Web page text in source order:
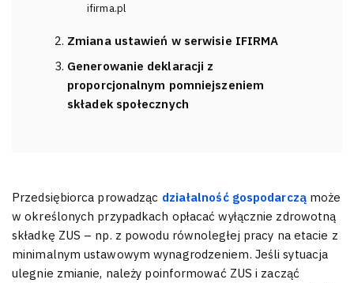
ifirma.pl
Zmiana ustawień w serwisie IFIRMA
Generowanie deklaracji z
proporcjonalnym pomniejszeniem
składek społecznych
Przedsiębiorca prowadząc działalność gospodarcząmoże
w określonych przypadkach opłacać wyłącznie zdrowotną
składkę ZUS – np. z powodu równoległej pracy na etacie z
minimalnym ustawowym wynagrodzeniem. Jeśli sytuacja
ulegnie zmianie, należy poinformować ZUS i zacząć